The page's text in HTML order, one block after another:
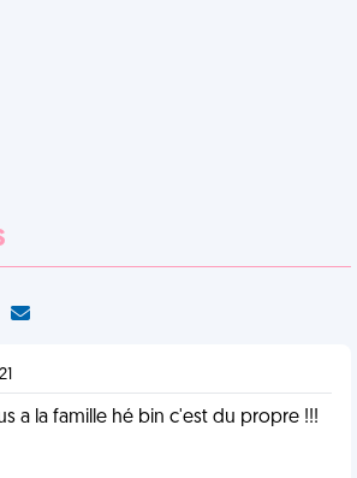
a la famille hé bin c'est du propre !!!